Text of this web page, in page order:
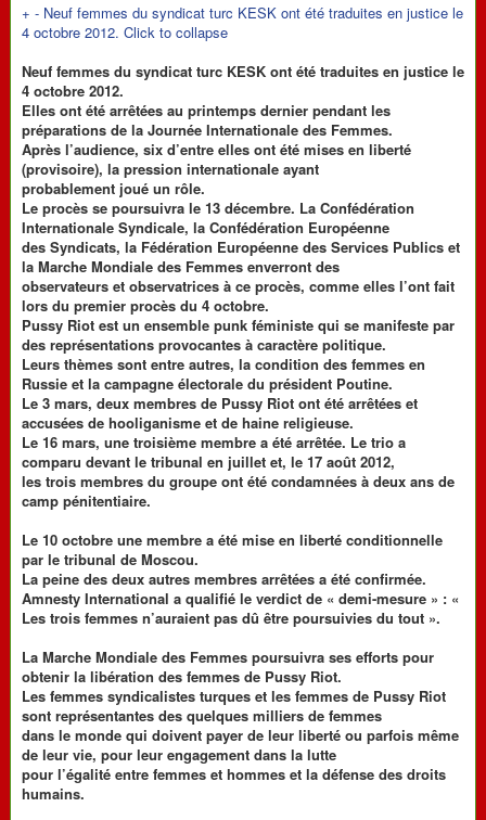
+ - Neuf femmes du syndicat turc KESK ont été traduites en justice le
4 octobre 2012. Click to collapse
Neuf femmes du syndicat turc KESK ont été traduites en justice le
4 octobre 2012.
Elles ont été arrêtées au printemps dernier pendant les
préparations de la Journée Internationale des Femmes.
Après l’audience, six d’entre elles ont été mises en liberté
(provisoire), la pression internationale ayant
probablement joué un rôle.
Le procès se poursuivra le 13 décembre. La Confédération
Internationale Syndicale, la Confédération Européenne
des Syndicats, la Fédération Européenne des Services Publics et
la Marche Mondiale des Femmes enverront des
observateurs et observatrices à ce procès, comme elles l’ont fait
lors du premier procès du 4 octobre.
Pussy Riot est un ensemble punk féministe qui se manifeste par
des représentations provocantes à caractère politique.
Leurs thèmes sont entre autres, la condition des femmes en
Russie et la campagne électorale du président Poutine.
Le 3 mars, deux membres de Pussy Riot ont été arrêtées et
accusées de hooliganisme et de haine religieuse.
Le 16 mars, une troisième membre a été arrêtée. Le trio a
comparu devant le tribunal en juillet et, le 17 août 2012,
les trois membres du groupe ont été condamnées à deux ans de
camp pénitentiaire.
Le 10 octobre une membre a été mise en liberté conditionnelle
par le tribunal de Moscou.
La peine des deux autres membres arrêtées a été confirmée.
Amnesty International a qualifié le verdict de « demi-mesure » : «
Les trois femmes n’auraient pas dû être poursuivies du tout ».
La Marche Mondiale des Femmes poursuivra ses efforts pour
obtenir la libération des femmes de Pussy Riot.
Les femmes syndicalistes turques et les femmes de Pussy Riot
sont représentantes des quelques milliers de femmes
dans le monde qui doivent payer de leur liberté ou parfois même
de leur vie, pour leur engagement dans la lutte
pour l’égalité entre femmes et hommes et la défense des droits
humains.